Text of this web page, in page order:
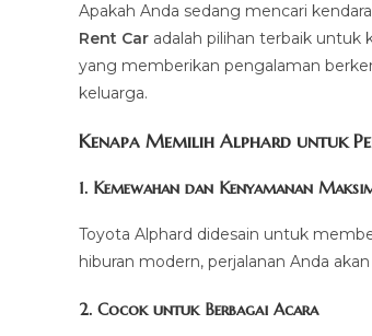
Apakah Anda sedang mencari
Rent Car adalah pilihan terbaik untuk
yang memberikan pengalaman
keluarga.
Kenapa Memilih Alphard untuk
1. Kemewahan dan Kenyamanan
Toyota Alphard didesain untuk
hiburan modern, perjalanan Anda
2. Cocok untuk Berbagai Acara